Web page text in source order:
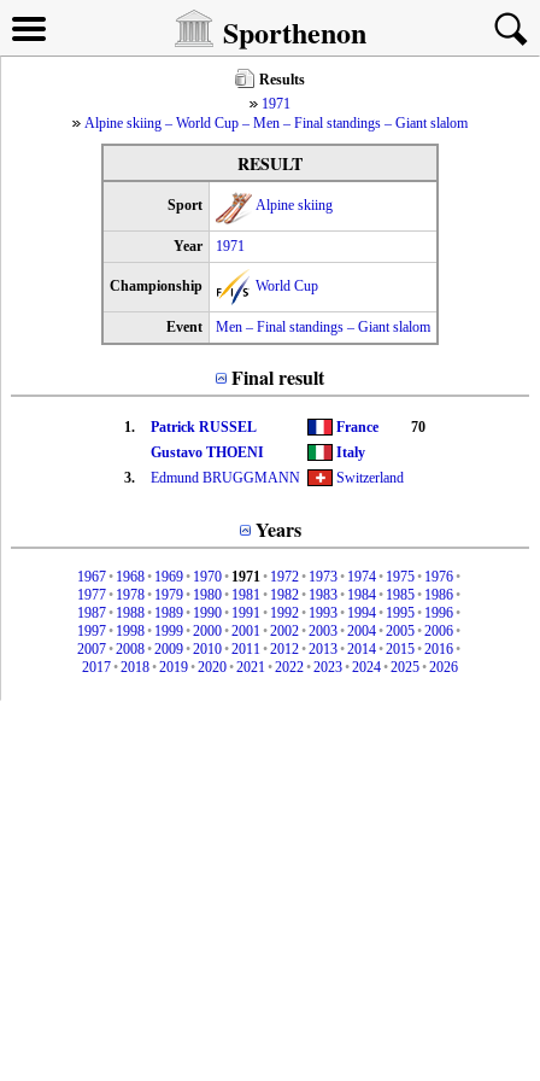
Sporthenon
Results
1971
Alpine skiing – World Cup – Men – Final standings – Giant slalom
RESULT
Sport Alpine skiing
Year 1971
Championship World Cup
Event Men – Final standings – Giant slalom
Final result
1. Patrick RUSSEL France
70
Gustavo THOENI
Italy
3.
Edmund BRUGGMANN Switzerland
Years
1967• 1968• 1969• 1970• 1971• 1972• 1973• 1974• 1975• 1976•
1977• 1978• 1979• 1980• 1981• 1982• 1983• 1984• 1985• 1986•
1987• 1988• 1989• 1990• 1991• 1992• 1993• 1994• 1995• 1996•
1997• 1998• 1999•2000•2001•2002•2003•2004•2005•2006•
2007•2008•2009•2010•2011•2012•2013•2014•2015•2016•
2017•2018•2019•2020•2021•2022•2023•2024•2025•2026